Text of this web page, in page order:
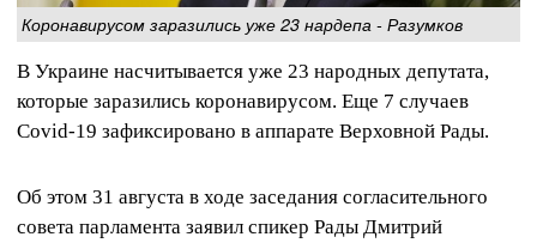
Коронавирусом заразились уже 23 нардепа - Разумков
В Украине насчитывается уже 23 народных депутата,
которые заразились коронавирусом. Еще 7 случаев
Covid-19 зафиксировано в аппарате Верховной Рады.
Об этом 31 августа в ходе заседания согласительного
совета парламента заявил спикер Рады Дмитрий